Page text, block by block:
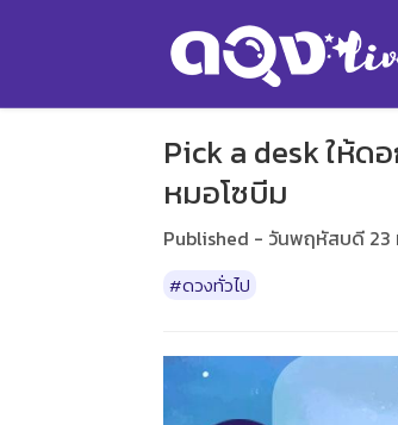
Pick a desk ให้ด
หมอโซบีม
Published - วันพฤหัสบดี 23
#ดวงทั่วไป